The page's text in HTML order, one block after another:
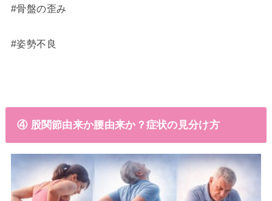
#骨盤の歪み
#姿勢不良
④ 股関節由来か腰由来か？症状の見分け方